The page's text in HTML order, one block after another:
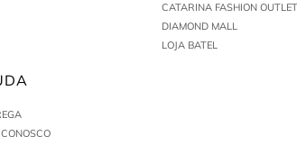
CONOSCO
CATARINA FASHION OUTLET
DIAMOND MALL
LOJA BATEL